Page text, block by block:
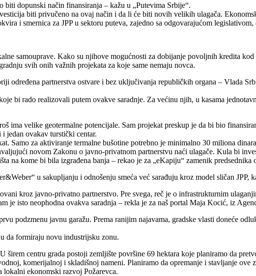
dopunski način finansiranja – kažu u „Putevima Srbije“.
biti privučeno na ovaj način i da li će biti novih velikih ulagača.
i smernica za JPP u sektoru puteva, zajedno sa odgovarajućom
samouprave. Kako su njihove mogućnosti za dobijanje povoljnih kredita
svih onih važnih projekata za koje same nemaju novca.
određena partnerstva ostvare i bez uključivanja republičkih organa – Vlada
bi rado realizovali putem ovakve saradnje. Za većinu njih, u kasama
ima velike geotermalne potencijale. Sam projekat preskup je da bi bio
jedan ovakav turstički centar.
Samo za aktiviranje termalne bušotine potrebno je minimalno 30 miliona
novom Zakonu o javno-privatnom partnerstvu naći ulagače. Kula bi
na kome bi bila izgrađena banja – rekao je za „eKapiju“ zamenik
u sakupljanju i odnošenju smeća već sarađuju kroz model sličan JPP,
kroz javno-privatno partnerstvo. Pre svega, reč je o infrastrukturnim
je isto neophodna ovakva saradnja – rekla je za naš portal Maja Kocić, iz
podzmenu javnu garažu. Prema ranijim najavama, gradske vlasti doneće
da formiraju novu industrijsku zonu.
širem centru grada postoji zemljište površine 69 hektara koje planiramo da
komerijalnoj i skladišnoj nameni. Planiramo da opremanje i stavljanje
ekonomski razvoj Požarevca.